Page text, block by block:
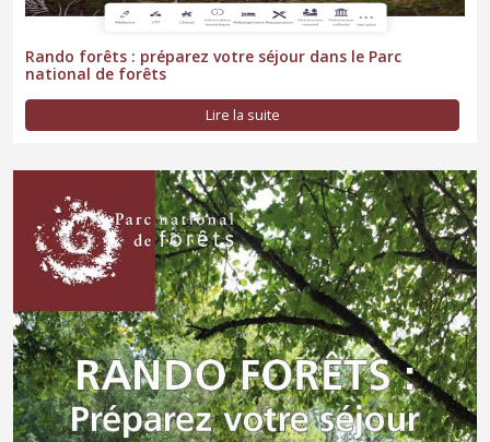
Rando forêts : préparez votre séjour dans le Parc
national de forêts
Lire la suite